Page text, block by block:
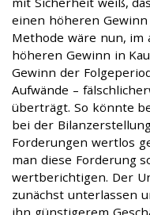
einen höheren
Methode wäre nun, im
höheren Gewinn in
Gewinn der
Aufwände –
überträgt. So könnte
bei der
Forderungen wertlos
man diese Forderung
wertberichtigen. Der
zunächst unterlassen
ihn günstigerem